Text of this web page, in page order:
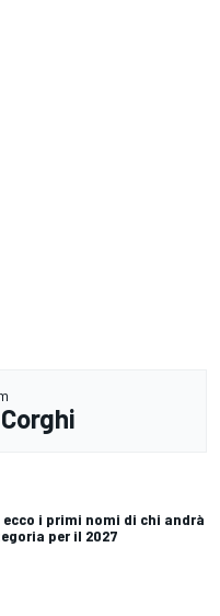
i primi nomi di chi andrà
per il 2027